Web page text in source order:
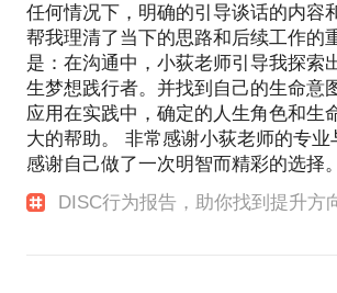
任何情况下，明确的引导谈话的内容
帮我理清了当下的思路和后续工作的
是：在沟通中，小荻老师引导我探索
生梦想践行者。并找到自己的生命意
应用在实践中，确定的人生角色和生
大的帮助。 非常感谢小荻老师的专业
感谢自己做了一次明智而精彩的选择。
DISC行为报告，助你找到提升方